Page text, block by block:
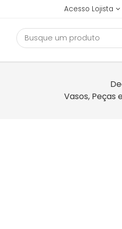
Acesso Lojista
Vasos, Peças